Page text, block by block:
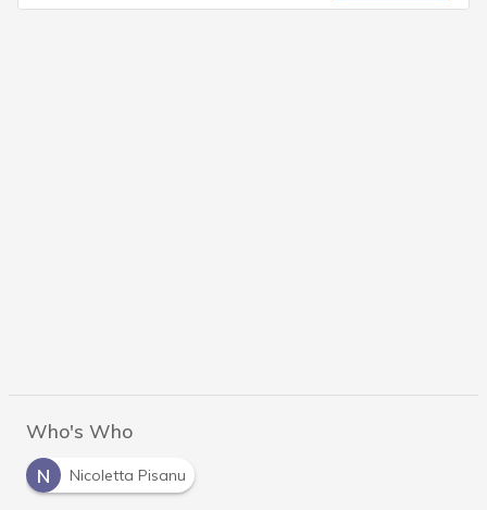
Who's Who
N
Nicoletta Pisanu